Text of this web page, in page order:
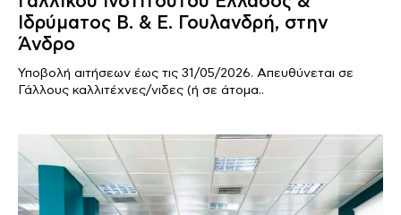
Ιδρύματος Β. & Ε. Γουλανδρή, στην
Άνδρο
Υποβολή αιτήσεων έως τις 31/05/2026. Απευθύνεται σε
Γάλλους καλλιτέχνες/νιδες (ή σε άτομα..